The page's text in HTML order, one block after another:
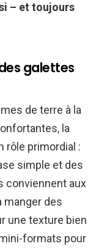
– et toujours
galettes
de terre à la
la
rôle primordial :
simple et des
conviennent aux
manger des
une texture bien
formats pour